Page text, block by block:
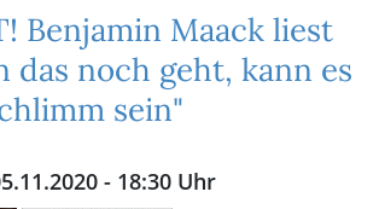
Benjamin Maack liest
das noch geht, kann es
sein"
- 18:30 Uhr